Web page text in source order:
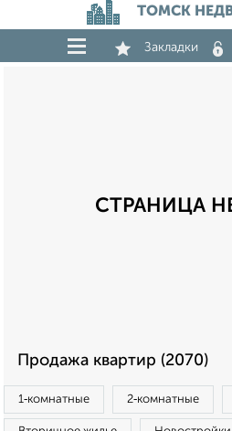
ТОМСК
Закладки
СТРАНИЦА
Продажа квартир (2070)
1‑комнатные 2‑комнатные